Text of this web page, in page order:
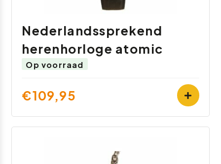
Nederlandssprekend
herenhorloge atomic
Op voorraad
€109,95